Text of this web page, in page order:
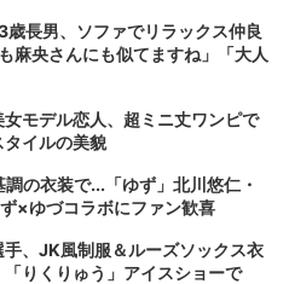
長男、ソファでリラックス仲良
央さんにも似てますね」「大人
モデル恋人、超ミニ丈ワンピで
イルの美貌
の衣装で...「ゆず」北川悠仁・
×ゆづコラボにファン歓喜
手、JK風制服＆ルーズソックス衣
りくりゅう」アイスショーで